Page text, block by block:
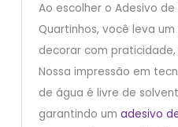
Ao escolher o Adesivo
Quartinhos, você leva
decorar com
Nossa impressão em
de água é livre de
garantindo um adesivo